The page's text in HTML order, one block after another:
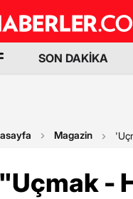
SON DAKİKA
Magazin
"Uçmak -